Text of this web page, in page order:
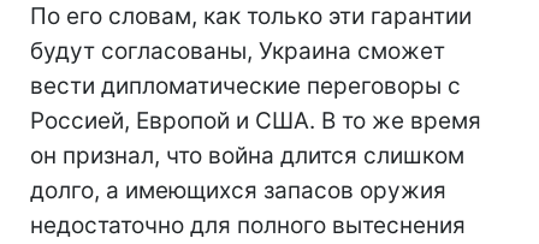
По его словам, как только эти гарантии
будут согласованы, Украина сможет
вести дипломатические переговоры с
Россией, Европой и США. В то же время
он признал, что война длится слишком
долго, а имеющихся запасов оружия
недостаточно для полного вытеснения